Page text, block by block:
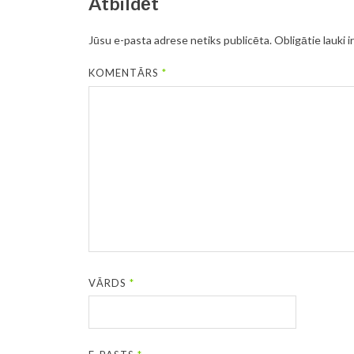
Jūsu e-pasta adrese netiks publicēta.Obligātie lauki
KOMENTĀRS*
VĀRDS*